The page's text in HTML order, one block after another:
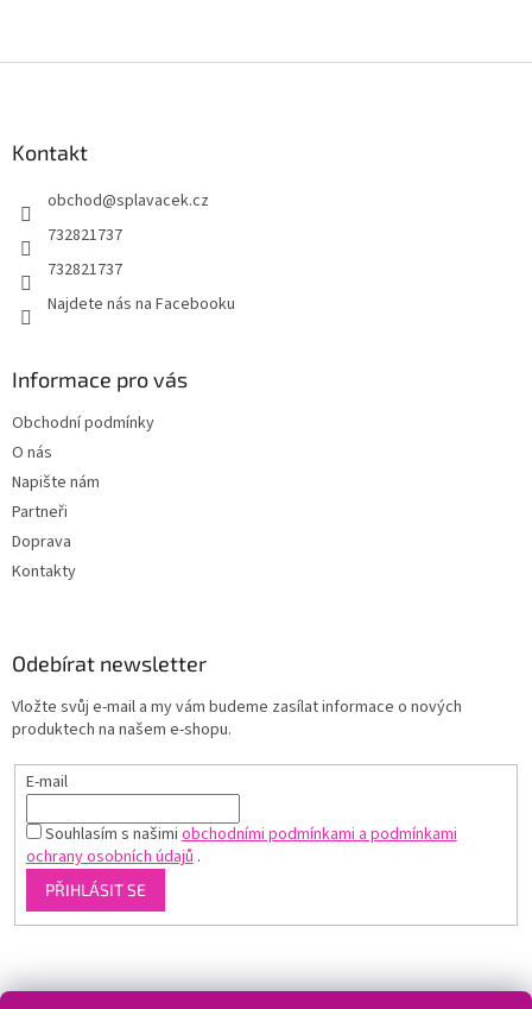
Kontakt
obchod@splavacek.cz
732821737
732821737
Najdete nás na Facebooku
Informace pro vás
Obchodní podmínky
O nás
Napište nám
Partneři
Doprava
Kontakty
Odebírat newsletter
Vložte svůj e-mail a my vám budeme zasílat informace o nových
produktech na našem e-shopu.
E-mail
Souhlasím s našimiobchodními podmínkami a podmínkami
ochrany osobních údajů.
PŘIHLÁSIT SE